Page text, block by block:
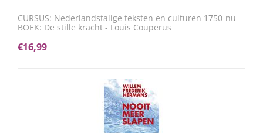
CURSUS: Nederlandstalige teksten en culturen 1750-nu
BOEK: De stille kracht - Louis Couperus
€16,99